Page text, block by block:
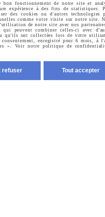
fonctionnement de notre site et
expérience à des fins de statistiques.
des cookies ou d'autres technologies
comme votre visite sur notre site.
de notre site avec nos
peuvent combiner celles-ci avec
qu'ils ont collectées lors de votre
enregistré pour 6 mois, à
». Voir notre politique de
refuser Tout accepter